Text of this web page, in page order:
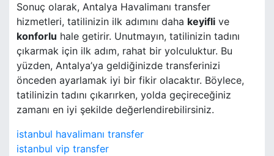
Sonuç olarak, Antalya Havalimanı transfer
hizmetleri, tatilinizin ilk adımını daha keyifli ve
konforlu hale getirir. Unutmayın, tatilinizin tadını
çıkarmak için ilk adım, rahat bir yolculuktur. Bu
yüzden, Antalya’ya geldiğinizde transferinizi
önceden ayarlamak iyi bir fikir olacaktır. Böylece,
tatilinizin tadını çıkarırken, yolda geçireceğiniz
zamanı en iyi şekilde değerlendirebilirsiniz.
istanbul havalimanı transfer
istanbul vip transfer